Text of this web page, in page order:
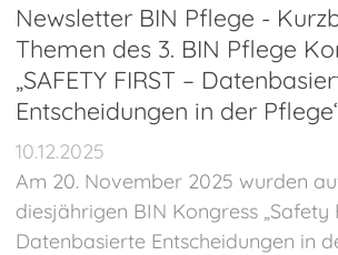
Newsletter BIN Pflege -
Themen des 3. BIN Pflege
„SAFETY FIRST –
Entscheidungen in der
10.12.2025
Am 20. November 2025 wurden
diesjährigen BIN Kongress „Safety
Datenbasierte Entscheidungen in